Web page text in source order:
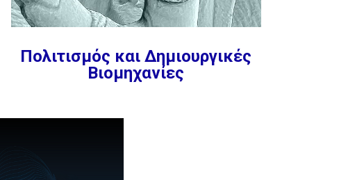
Πολιτισμός και Δημιουργικές
Βιομηχανίες